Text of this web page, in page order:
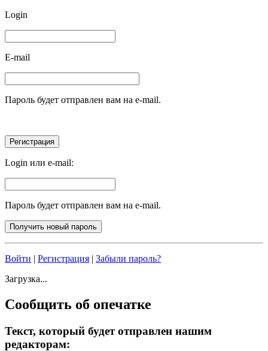
Login
E-mail
Пароль будет отправлен вам на e-mail.
Login или e-mail:
Пароль будет отправлен вам на e-mail.
Войти | Регистрация | Забыли пароль?
Загрузка...
Сообщить об опечатке
Текст, который будет отправлен нашим
редакторам: